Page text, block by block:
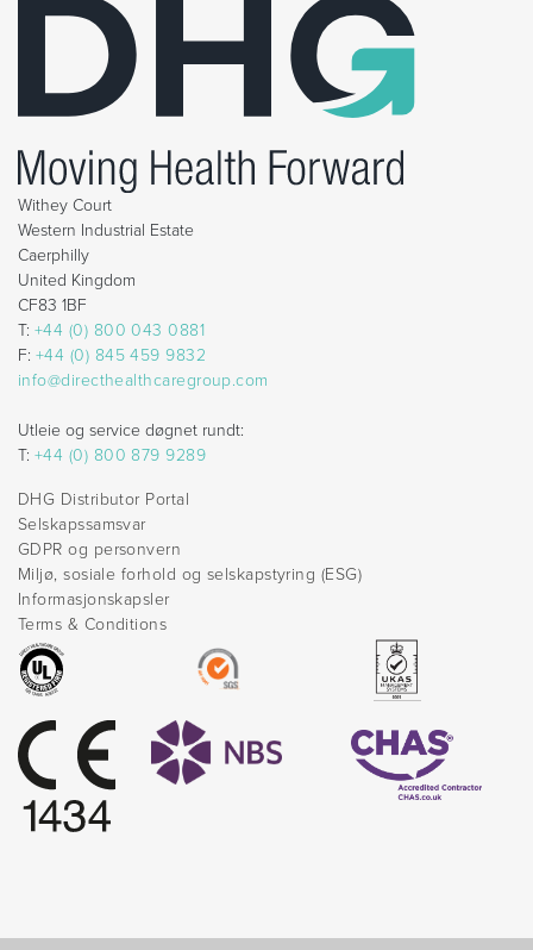
Withey Court
Western Industrial Estate
Caerphilly
United Kingdom
CF83 1BF
T: +44 (0) 800 043 0881
F: +44 (0) 845 459 9832
info@directhealthcaregroup.com
Utleie og service døgnet rundt:
T: +44 (0) 800 879 9289
DHG Distributor Portal
Selskapssamsvar
GDPR og personvern
Miljø, sosiale forhold og selskapstyring (ESG)
Informasjonskapsler
Terms & Conditions